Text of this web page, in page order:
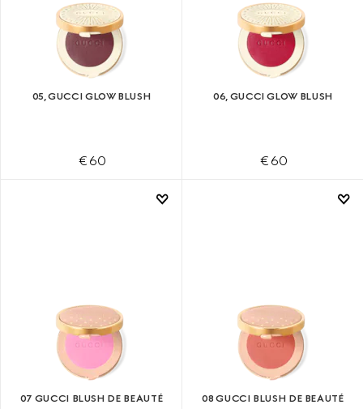
05, GUCCI GLOW BLUSH
€ 60
06, GUCCI GLOW BLUSH
€ 60
07 GUCCI BLUSH DE BEAUTÉ 08 GUCCI BLUSH DE BEAUTÉ